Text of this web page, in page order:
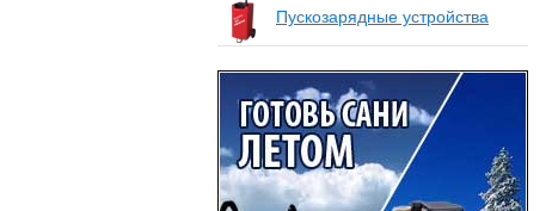
Пускозарядные устройства